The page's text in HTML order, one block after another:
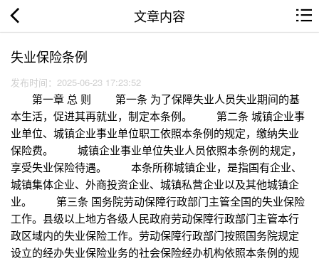
文章内容
失业保险条例
发布时间：2025-06-23 17:23:52
第一章 总 则 第一条 为了保障失业人员失业期间的基
本生活，促进其再就业，制定本条例。 第二条 城镇企业事
业单位、城镇企业事业单位职工依照本条例的规定，缴纳失业
保险费。 城镇企业事业单位失业人员依照本条例的规定，
享受失业保险待遇。 本条所称城镇企业，是指国有企业、
城镇集体企业、外商投资企业、城镇私营企业以及其他城镇企
业。 第三条 国务院劳动保障行政部门主管全国的失业保险
工作。县级以上地方各级人民政府劳动保障行政部门主管本行
政区域内的失业保险工作。劳动保障行政部门按照国务院规定
设立的经办失业保险业务的社会保险经办机构依照本条例的规